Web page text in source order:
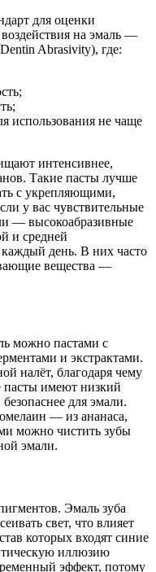
для оценки
на эмаль —
Abrasivity), где:
использования не чаще
интенсивнее,
Такие пасты лучше
с укрепляющими,
у вас чувствительные
— высокоабразивные
и средней
каждый день. В них часто
вещества —
можно пастами с
и экстрактами.
налёт, благодаря чему
пасты имеют низкий
для эмали.
— из ананаса,
можно чистить зубы
эмали.
Эмаль зуба
свет, что влияет
которых входят синие
иллюзию
эффект, потому